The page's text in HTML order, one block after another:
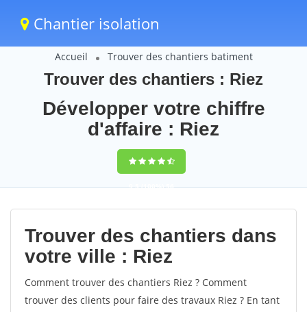
Chantier isolation
Accueil Trouver des chantiers batiment
Trouver des chantiers : Riez
Développer votre chiffre
d'affaire : Riez
9,5(100%)56
votes
Trouver des chantiers dans
votre ville : Riez
Comment trouver des chantiers Riez ? Comment
trouver des clients pour faire des travaux Riez ? En tant